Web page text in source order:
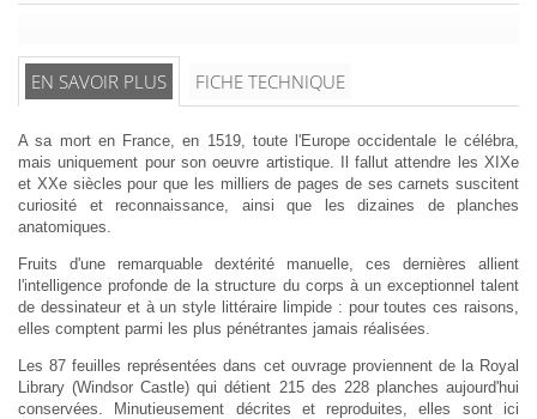
EN SAVOIR PLUS FICHE TECHNIQUE
A sa mort en France, en 1519, toute l'Europe occidentale le célébra,
mais uniquement pour son oeuvre artistique. Il fallut attendre les XIXe
et XXe siècles pour que les milliers de pages de ses carnets suscitent
curiosité et reconnaissance, ainsi que les dizaines de planches
anatomiques.
Fruits d'une remarquable dextérité manuelle, ces dernières allient
l'intelligence profonde de la structure du corps à un exceptionnel talent
de dessinateur et à un style littéraire limpide : pour toutes ces raisons,
elles comptent parmi les plus pénétrantes jamais réalisées.
Les 87 feuilles représentées dans cet ouvrage proviennent de la Royal
Library (Windsor Castle) qui détient 215 des 228 planches aujourd'hui
conservées. Minutieusement décrites et reproduites, elles sont ici